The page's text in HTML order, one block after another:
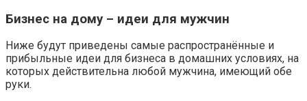
Бизнес на дому – идеи для мужчин
Ниже будут приведены самые распространённые и
прибыльные идеи для бизнеса в домашних условиях, на
которых действительна любой мужчина, имеющий обе
руки.